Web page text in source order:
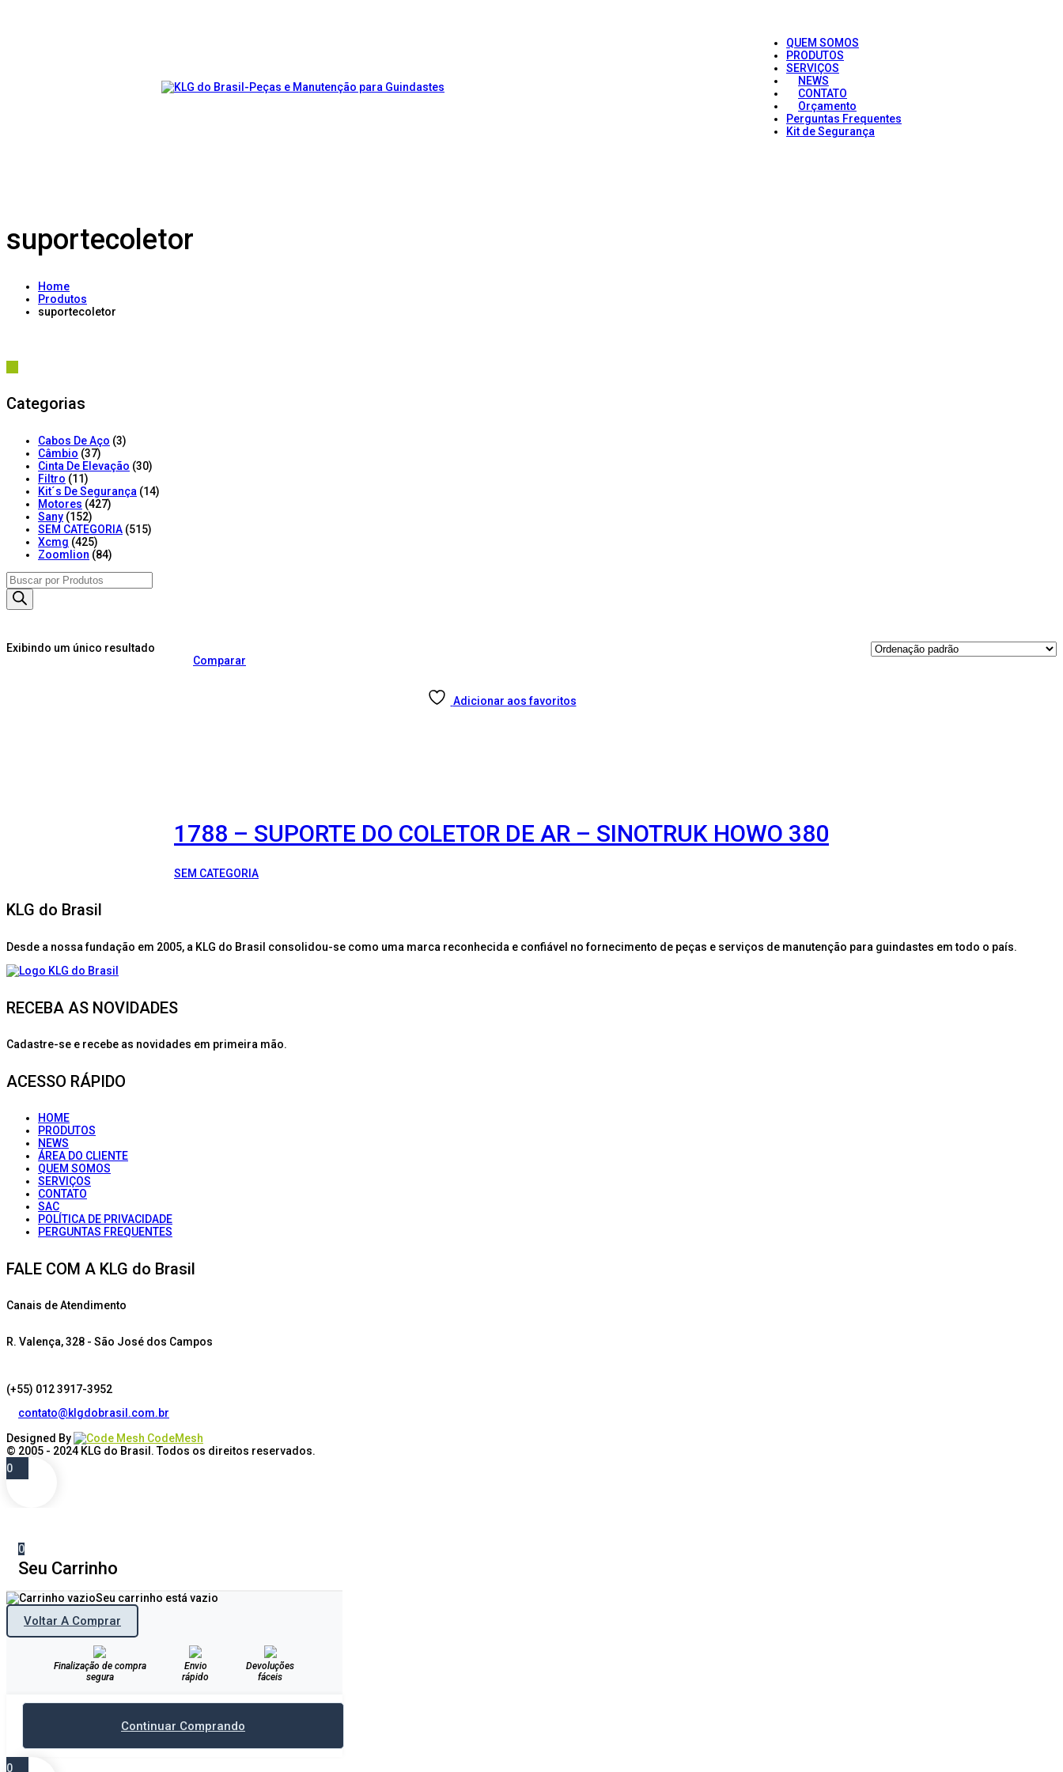
QUEM SOMOS
PRODUTOS
SERVIÇOS
NEWS
CONTATO
Orçamento
Perguntas Frequentes
Kit de Segurança
suportecoletor
Home
Produtos
suportecoletor
Categorias
Cabos De Aço (3)
Câmbio (37)
Cinta De Elevação (30)
Filtro (11)
Kit´s De Segurança (14)
Motores (427)
Sany (152)
SEM CATEGORIA (515)
Xcmg (425)
Zoomlion (84)
Products
search
Exibindo um único resultado
Comparar
Adicionar aos favoritos
1788 – SUPORTE DO COLETOR DE AR – SINOTRUK HOWO 380
SEM CATEGORIA
KLG do Brasil
Desde a nossa fundação em 2005, a KLG do Brasil consolidou-se como uma marca reconhecida e confiável no fornecimento de peças e serviços de manutenção para guindastes em todo o país.
RECEBA AS NOVIDADES
Cadastre-se e recebe as novidades em primeira mão.
ACESSO RÁPIDO
HOME
PRODUTOS
NEWS
ÁREA DO CLIENTE
QUEM SOMOS
SERVIÇOS
CONTATO
SAC
POLÍTICA DE PRIVACIDADE
PERGUNTAS FREQUENTES
FALE COM A KLG do Brasil
Canais de Atendimento
R. Valença, 328 - São José dos Campos
(+55) 012 3917-3952
contato@klgdobrasil.com.br
Designed By
CodeMesh
© 2005 - 2024 KLG do Brasil . Todos os direitos reservados.
0
0
Seu Carrinho
Seu carrinho está vazio
Voltar A Comprar
Finalização de compra
segura
Envio
rápido
Devoluções
fáceis
Continuar Comprando
0